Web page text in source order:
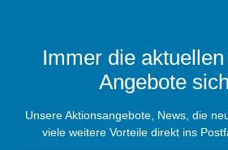
Immer die
Angebote
Unsere Aktionsangebote, News, die
viele weitere Vorteile direkt ins